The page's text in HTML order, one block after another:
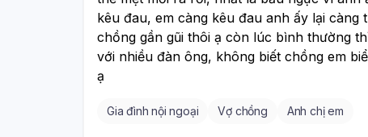
kêu đau, em càng kêu đau anh ấy lại
chồng gần gũi thôi ạ còn lúc bình thường
với nhiều đàn ông, không biết chồng em
ạ
Gia đình nội ngoại Vợ chồng Anh chị em